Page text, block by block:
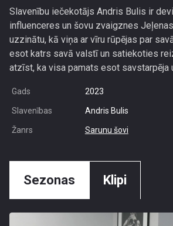
Slavenību iečekotājs Andris Bulis ir
influenceres un šovu zvaigznes
uzzinātu, kā viņa ar vīru rūpējas par
esot katrs savā valstī un satiekoties
atzīst, ka visa pamats esot savstarpēja
Gads 2023
Slavenības Andris Bulis
Žanrs Sarunu šovi
Sezonas Klipi